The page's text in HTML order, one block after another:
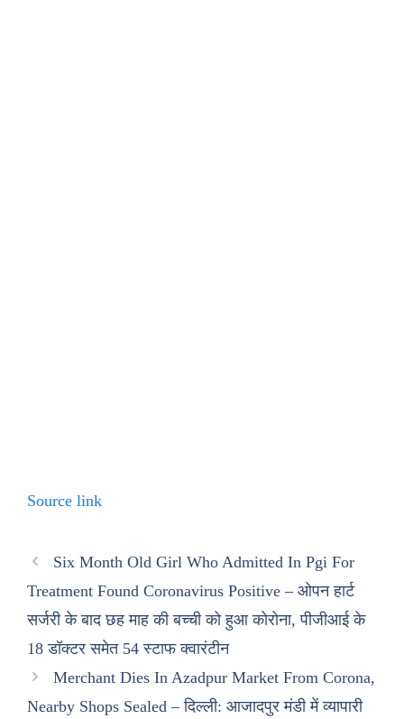
Source link
Six Month Old Girl Who Admitted In Pgi For
Treatment Found Coronavirus Positive – ओपन हार्ट
सर्जरी के बाद छह माह की बच्ची को हुआ कोरोना, पीजीआई के
18 डॉक्टर समेत 54 स्टाफ क्वारंटीन
Merchant Dies In Azadpur Market From Corona,
Nearby Shops Sealed – दिल्ली: आजादपुर मंडी में व्यापारी